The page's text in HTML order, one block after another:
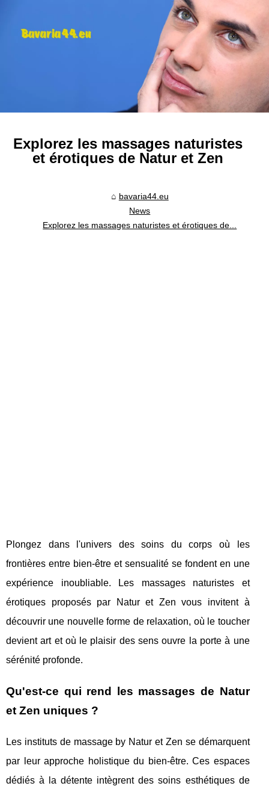
Explorez les massages naturistes
et érotiques de Natur et Zen
bavaria44.eu
News
Explorez les massages naturistes et érotiques de...
Plongez dans l'univers des soins du corps où les
frontières entre bien-être et sensualité se fondent en une
expérience inoubliable. Les massages naturistes et
érotiques proposés par Natur et Zen vous invitent à
découvrir une nouvelle forme de relaxation, où le toucher
devient art et où le plaisir des sens ouvre la porte à une
sérénité profonde.
Qu'est-ce qui rend les massages de Natur
et Zen uniques ?
Les instituts de massage by Natur et Zen se démarquent
par leur approche holistique du bien-être. Ces espaces
dédiés à la détente intègrent des soins esthétiques de